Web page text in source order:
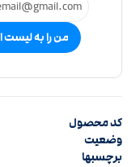
من را به لیست
کد محصول
وضعیت
برچسبها